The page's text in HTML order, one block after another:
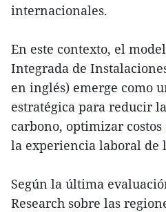
internacionales.
En este contexto, el
Integrada de
en inglés) emerge como
estratégica para reducir
carbono, optimizar
la experiencia laboral de
Según la última
Research sobre las